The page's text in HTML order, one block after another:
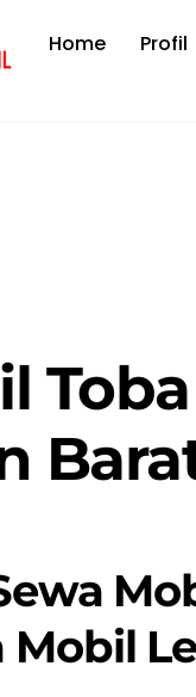
Home Profil
Mobil